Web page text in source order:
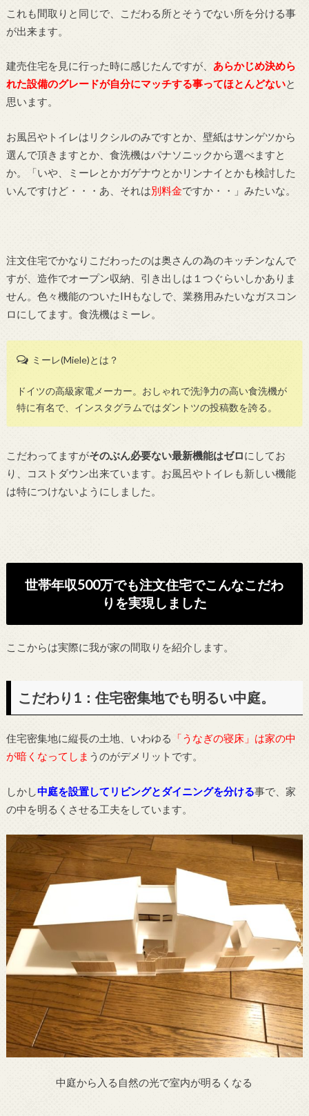
これも間取りと同じで、こだわる所とそうでない所を分ける事
が出来ます。
建売住宅を見に行った時に感じたんですが、 あらかじめ決めら
れた設備のグレードが自分にマッチする事ってほとんどないと
思います。
お風呂やトイレはリクシルのみですとか、壁紙はサンゲツから
選んで頂きますとか、食洗機はパナソニックから選べますと
か。「いや、ミーレとかガゲナウとかリンナイとかも検討した
いんですけど・・・あ、それは別料金ですか・・」みたいな。
注文住宅でかなりこだわったのは奥さんの為のキッチンなんで
すが、造作でオープン収納、引き出しは１つぐらいしかありま
せん。色々機能のついたIHもなしで、業務用みたいなガスコン
ロにしてます。食洗機はミーレ。
ミーレ(Miele)とは？
ドイツの高級家電メーカー。おしゃれで洗浄力の高い食洗機が
特に有名で、インスタグラムではダントツの投稿数を誇る。
こだわってますがそのぶん必要ない最新機能はゼロにしてお
り、コストダウン出来ています。お風呂やトイレも新しい機能
は特につけないようにしました。
世帯年収500万でも注文住宅でこんなこだわ
りを実現しました
ここからは実際に我が家の間取りを紹介します。
こだわり1：住宅密集地でも明るい中庭。
住宅密集地に縦長の土地、いわゆる
「うなぎの寝床」は家の中
が暗くなってしま うのがデメリットです。
しかし中庭を設置してリビングとダイニングを分ける事で、家
の中を明るくさせる工夫をしています。
中庭から入る自然の光で室内が明るくなる